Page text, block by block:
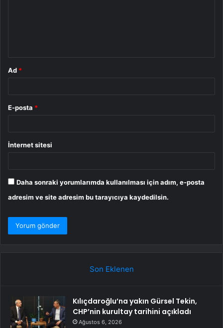
Ad *
E-posta *
İnternet sitesi
Daha sonraki yorumlarımda kullanılması için adım, e-posta
adresim ve site adresim bu tarayıcıya kaydedilsin.
Son Eklenen
Kılıçdaroğlu’na yakın Gürsel Tekin,
CHP’nin kurultay tarihini açıkladı
Ağustos 6, 2026